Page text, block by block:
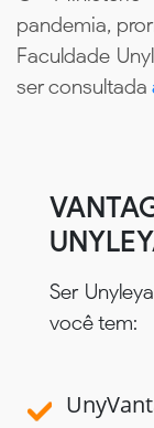
pandemia,
Faculdade
ser consultada
Ser
você tem: